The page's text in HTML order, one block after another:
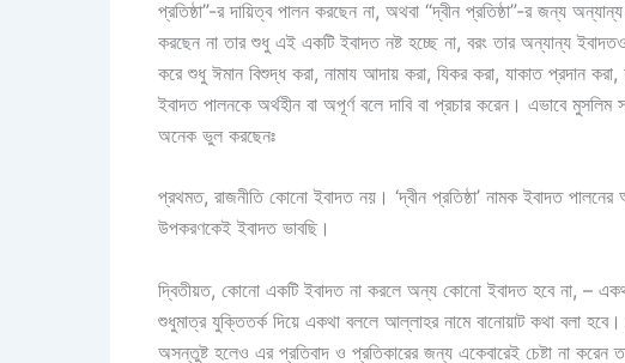
প্রতিষ্ঠা”-র দায়িত্ব পালন করছেন না, অথবা “দ্বীন প্রতিষ্ঠা”-র জন্য
করছেন না তার শুধু এই একটি ইবাদত নষ্ট হচ্ছে না, বরং তার অন্যান্য
করে শুধু ঈমান বিশুদ্ধ করা, নামায আদায় করা, যিকর করা, যাকাত প্রদান
ইবাদত পালনকে অর্থহীন বা অপূর্ণ বলে দাবি বা প্রচার করেন। এভাবে
অনেক ভুল করছেনঃ
প্রথমত, রাজনীতি কোনো ইবাদত নয়। ‘দ্বীন প্রতিষ্ঠা’ নামক ইবাদত
উপকরণকেই ইবাদত ভাবছি।
দ্বিতীয়ত, কোনো একটি ইবাদত না করলে অন্য কোনো ইবাদত হবে না, –
শুধুমাত্র যুক্তিতর্ক দিয়ে একথা বললে আল্লাহর নামে বানোয়াট কথা বলা
অসন্তুষ্ট হলেও এর প্রতিবাদ ও প্রতিকারের জন্য একেবারেই চেষ্টা না